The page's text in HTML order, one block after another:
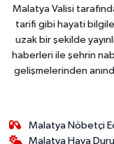
Malatya Valisi
tarifi gibi hayati
uzak bir şekilde
haberleri ile şehrin
gelişmelerinden
Malatya Nöbetçi
Malatya Hava